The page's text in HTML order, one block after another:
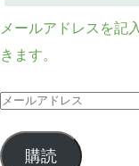
メールアドレスを記
きます。
メ
ル
購読